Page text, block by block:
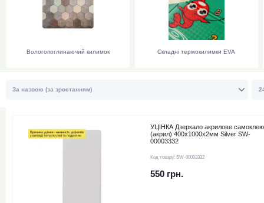
Вологопоглинаючий килимок Складні термокилимки EVA
УЦІНКА Дзеркало акрилове
(акрил) 400х1000х2мм Silver SW-
00003332
Код товару: SW-00003332
550 грн.